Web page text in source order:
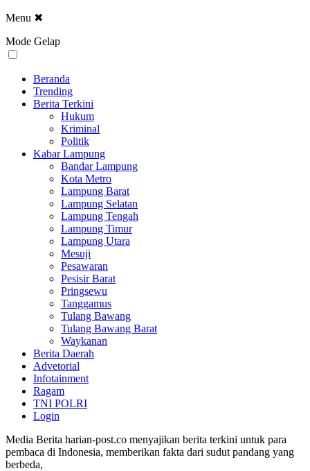
Menu ✖
Mode Gelap
Beranda
Trending
Berita Terkini
Hukum
Kriminal
Politik
Kabar Lampung
Bandar Lampung
Kota Metro
Lampung Barat
Lampung Selatan
Lampung Tengah
Lampung Timur
Lampung Utara
Mesuji
Pesawaran
Pesisir Barat
Pringsewu
Tanggamus
Tulang Bawang
Tulang Bawang Barat
Waykanan
Berita Daerah
Advetorial
Infotainment
Ragam
TNI POLRI
Login
Media Berita harian-post.co menyajikan berita terkini untuk para
pembaca di Indonesia, memberikan fakta dari sudut pandang yang
berbeda,